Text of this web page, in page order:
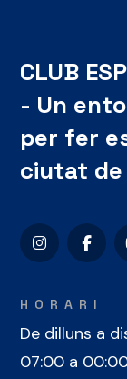
CLUB
- Un
per fer
ciutat de
HORARI
De dilluns a
07:00 a